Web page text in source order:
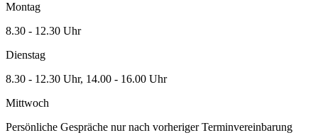
Montag
8.30 - 12.30 Uhr
Dienstag
8.30 - 12.30 Uhr, 14.00 - 16.00 Uhr
Mittwoch
Persönliche Gespräche nur nach vorheriger Terminvereinbarung